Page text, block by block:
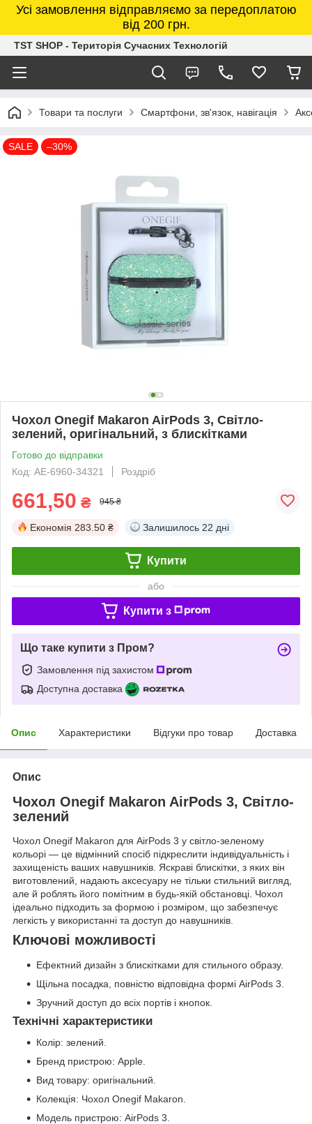
Усі замовлення відправляємо за передоплатою
від 200 грн.
TST SHOP - Територія Сучасних Технологій
Товари та послуги Смартфони, зв'язок, навігація
SALE –30%
Чохол Onegif Makaron AirPods 3, Світло-
зелений, оригінальний, з блискітками
Готово до відправки
Код: AE-6960-34321
Роздріб
661,50 ₴ 945 ₴
Економія 283.50 ₴ Залишилось 22 дні
Купити
або
Купити з
Що таке купити з Пром?
Замовлення під захистом
Доступна доставка
Опис Характеристики Відгуки про товар Доставка
Опис
Чохол Onegif Makaron AirPods 3, Світло-
зелений
Чохол Onegif Makaron для AirPods 3 у світло-зеленому
кольорі — це відмінний спосіб підкреслити індивідуальність і
захищеність ваших навушників. Яскраві блискітки, з яких він
виготовлений, надають аксесуару не тільки стильний вигляд,
але й роблять його помітним в будь-якій обстановці. Чохол
ідеально підходить за формою і розміром, що забезпечує
легкість у використанні та доступ до навушників.
Ключові можливості
Ефектний дизайн з блискітками для стильного образу.
Щільна посадка, повністю відповідна формі AirPods 3.
Зручний доступ до всіх портів і кнопок.
Технічні характеристики
Колір: зелений.
Бренд пристрою: Apple.
Вид товару: оригінальний.
Колекція: Чохол Onegif Makaron.
Модель пристрою: AirPods 3.